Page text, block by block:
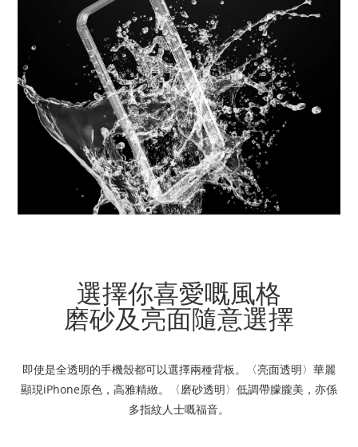
選擇你喜愛嘅風格
磨砂及亮面隨意選擇
即使是全透明的手機殼都可以選擇兩種背板。〈亮面透明〉華麗
顯現iPhone原色，高雅精緻。〈磨砂透明〉低調帶朦朧美，亦係
多指紋人士嘅福音。